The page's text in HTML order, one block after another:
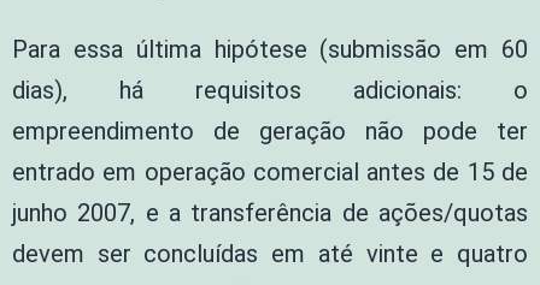
Para essa última hipótese (submissão em 60
dias), há requisitos adicionais: o
empreendimento de geração não pode ter
entrado em operação comercial antes de 15 de
junho 2007, e a transferência de ações/quotas
devem ser concluídas em até vinte e quatro